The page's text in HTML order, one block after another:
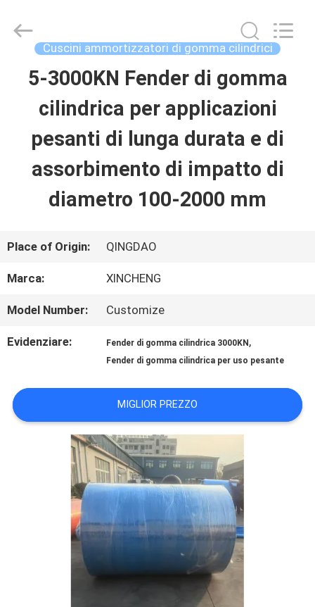
CASA
PRODOTTI
MOSTRA
GIRO
FABBRICA
CONTROLLO
QUALITÀ
CONTATTICI
Rubber
Cuscini ammortizzatori di gomma cilindrici
5-3000KN Fender di gomma
cilindrica per applicazioni
pesanti di lunga durata e di
assorbimento di impatto di
diametro 100-2000 mm
Place of Origin: QINGDAO
Marca: XINCHENG
Model Number: Customize
Evidenziare: Fender di gomma cilindrica 3000KN ,
Fender di gomma cilindrica per uso pesante
MIGLIOR PREZZO